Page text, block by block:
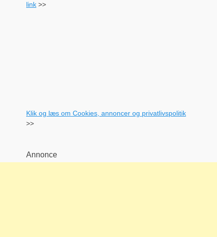
link >>
Klik og læs om Cookies, annoncer og privatlivspolitik
>>
Annonce